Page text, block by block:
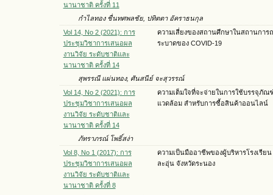
นานาชาติ ครั้งที่ 11
กำไลทอง ชื่นทศพลชัย, ปทิตตา อัคราธนกุล
Vol 14, No 2 (2021): การ
ประชุมวิชาการเสนอผล
งานวิจัย ระดับชาติและ
นานาชาติ ครั้งที่ 14
ความเสี่ยงของสถานศึกษาในสถานการ
ระบาดของ COVID-19
สุพรรณี แผ่นทอง, ศันสนีย์ จะสุวรรณ์
Vol 14, No 2 (2021): การ
ประชุมวิชาการเสนอผล
งานวิจัย ระดับชาติและ
นานาชาติ ครั้งที่ 14
ความเต็มใจที่จะจ่ายในการใช้บรรจุภัณ
แวดล้อม สำหรับการซื้อสินค้าออนไลน์
ภัทราภรณ์ โพธิ์สง่า
Vol 8, No 1 (2017): การ
ประชุมวิชาการเสนอผล
งานวิจัย ระดับชาติและ
นานาชาติ ครั้งที่ 8
ความเป็นมืออาชีพของผู้บริหารโรงเรียน
ละอุ่น จังหวัดระนอง